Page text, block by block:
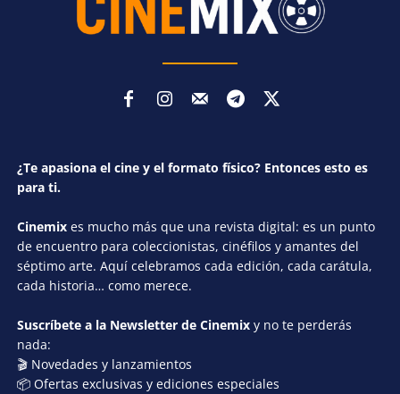
¿Te apasiona el cine y el formato físico? Entonces esto es
para ti.
Cinemix es mucho más que una revista digital: es un punto
de encuentro para coleccionistas, cinéfilos y amantes del
séptimo arte. Aquí celebramos cada edición, cada carátula,
cada historia… como merece.
Suscríbete a la Newsletter de Cinemix y no te perderás
nada:
🎬 Novedades y lanzamientos
📦 Ofertas exclusivas y ediciones especiales